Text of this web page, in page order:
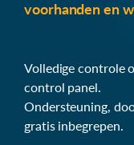
voorhanden en
Volledige controle
control panel.
Ondersteuning,
gratis inbegrepen.